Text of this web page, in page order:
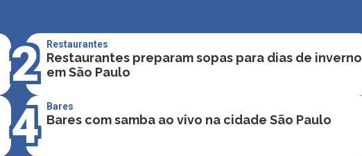
2 Restaurantes
Restaurantes preparam sopas para dias de inverno
em São Paulo
4 Bares
Bares com samba ao vivo na cidade São Paulo